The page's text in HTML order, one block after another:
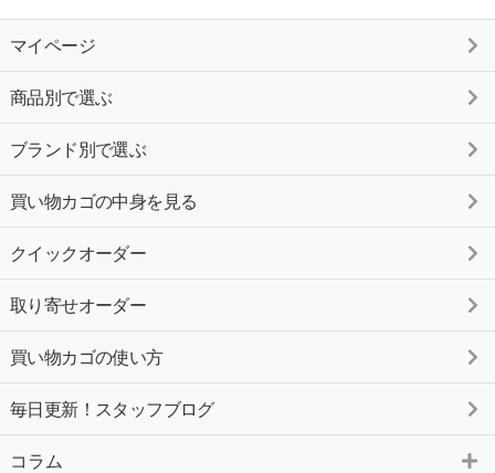
マイページ
商品別で選ぶ
ブランド別で選ぶ
買い物カゴの中身を見る
クイックオーダー
取り寄せオーダー
買い物カゴの使い方
毎日更新！スタッフブログ
コラム